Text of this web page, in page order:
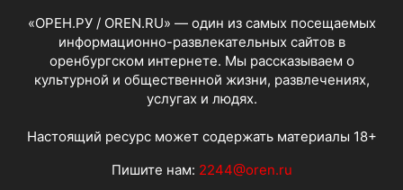
«ОРЕН.РУ / OREN.RU» — один из самых посещаемых
информационно-развлекательных сайтов в
оренбургском интернете. Мы рассказываем о
культурной и общественной жизни, развлечениях,
услугах и людях.
Настоящий ресурс может содержать материалы 18+
Пишите нам: 2244@oren.ru